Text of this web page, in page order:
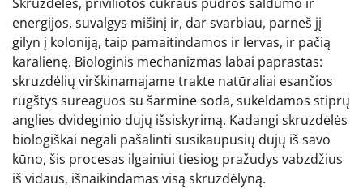
energijos, suvalgys mišinį ir, dar svarbiau, parneš jį
gilyn į koloniją, taip pamaitindamos ir lervas, ir pačią
karalienę. Biologinis mechanizmas labai paprastas:
skruzdėlių virškinamajame trakte natūraliai esančios
rūgštys sureaguos su šarmine soda, sukeldamos stiprų
anglies dvideginio dujų išsiskyrimą. Kadangi skruzdėlės
biologiškai negali pašalinti susikaupusių dujų iš savo
kūno, šis procesas ilgainiui tiesiog pražudys vabzdžius
iš vidaus, išnaikindamas visą skruzdėlyną.